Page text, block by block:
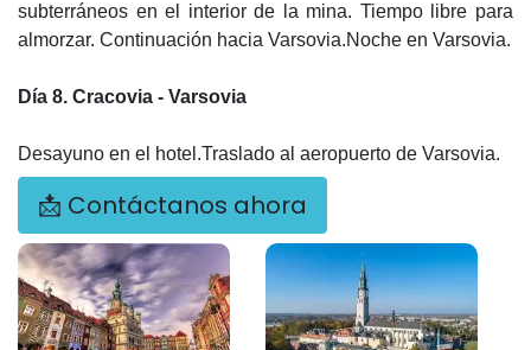
subterráneos en el interior de la mina. Tiempo libre para
almorzar. Continuación hacia Varsovia.Noche en Varsovia.
Día 8. Cracovia - Varsovia
Desayuno en el hotel.Traslado al aeropuerto de Varsovia.
📩 Contáctanos ahora